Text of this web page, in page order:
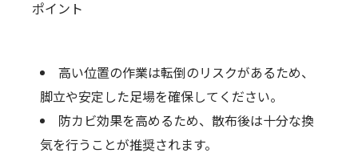
ポイント
高い位置の作業は転倒のリスクがあるため、
脚立や安定した足場を確保してください。
防カビ効果を高めるため、散布後は十分な換
気を行うことが推奨されます。